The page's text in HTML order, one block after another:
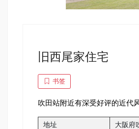
旧西尾家住宅
书签
吹田站附近有深受好评的近代
地址
大阪府